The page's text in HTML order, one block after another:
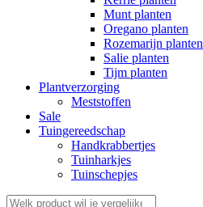
Munt planten
Oregano planten
Rozemarijn planten
Salie planten
Tijm planten
Plantverzorging
Meststoffen
Sale
Tuingereedschap
Handkrabbertjes
Tuinharkjes
Tuinschepjes